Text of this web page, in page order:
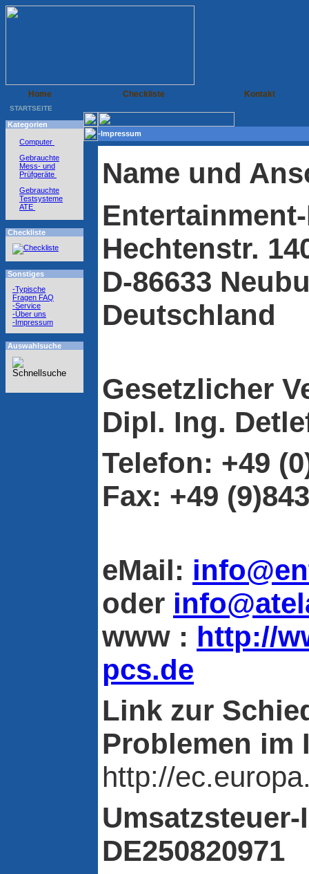
Home Checkliste Kontakt
STARTSEITE
Kategorien
Computer
Gebrauchte
Mess- und
Prüfgeräte
Gebrauchte
Testsysteme
ATE
Checkliste
Sonstiges
-Typische
Fragen FAQ
-Service
-Über uns
-Impressum
Auswahlsuche
-Impressum
Name und
Hechtenstr.
D-86633
Deutschland
Gesetzlicher
Dipl. Ing.
Telefon: +49
Fax: +49
eMail:
oder
www : http://
pcs.de
Link zur
Problemen im
http://
Umsatzsteuer-
DE250820971